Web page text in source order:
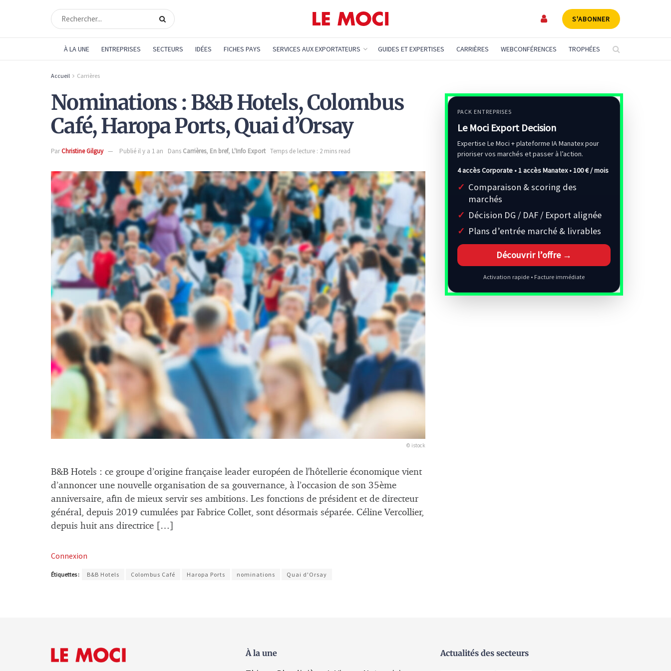
S'ABONNER
À LA UNE ENTREPRISES SECTEURS IDÉES FICHES PAYS SERVICES AUX EXPORTATEURS GUIDES ET EXPERTISES CARRIÈRES WEBCONFÉRENCES TROPHÉES
Accueil Carrières
Nominations : B&B Hotels, Colombus
Café, Haropa Ports, Quai d’Orsay
ParChristine Gilguy Publié il y a 1 an Dans Carrières, En bref, L'Info Export Temps de lecture : 2 mins read
© istock
B&B Hotels : ce groupe d’origine française leader européen de l'hôtellerie économique vient
d’annoncer une nouvelle organisation de sa gouvernance, à l’occasion de son 35ème
anniversaire, afin de mieux servir ses ambitions. Les fonctions de président et de directeur
général, depuis 2019 cumulées par Fabrice Collet, sont désormais séparée. Céline Vercollier,
depuis huit ans directrice […]
Connexion
Étiquettes : B&B Hotels Colombus Café Haropa Ports nominations Quai d'Orsay
PACK ENTREPRISES
Le Moci Export Decision
Expertise Le Moci + plateforme IA Manatex pour
prioriser vos marchés et passer à l’action.
4 accès Corporate • 1 accès Manatex •100 € / mois
Comparaison & scoring des
marchés
Décision DG / DAF / Export alignée
Plans d’entrée marché & livrables
Découvrir l’offre →
Activation rapide • Facture immédiate
À la une Actualités des secteurs